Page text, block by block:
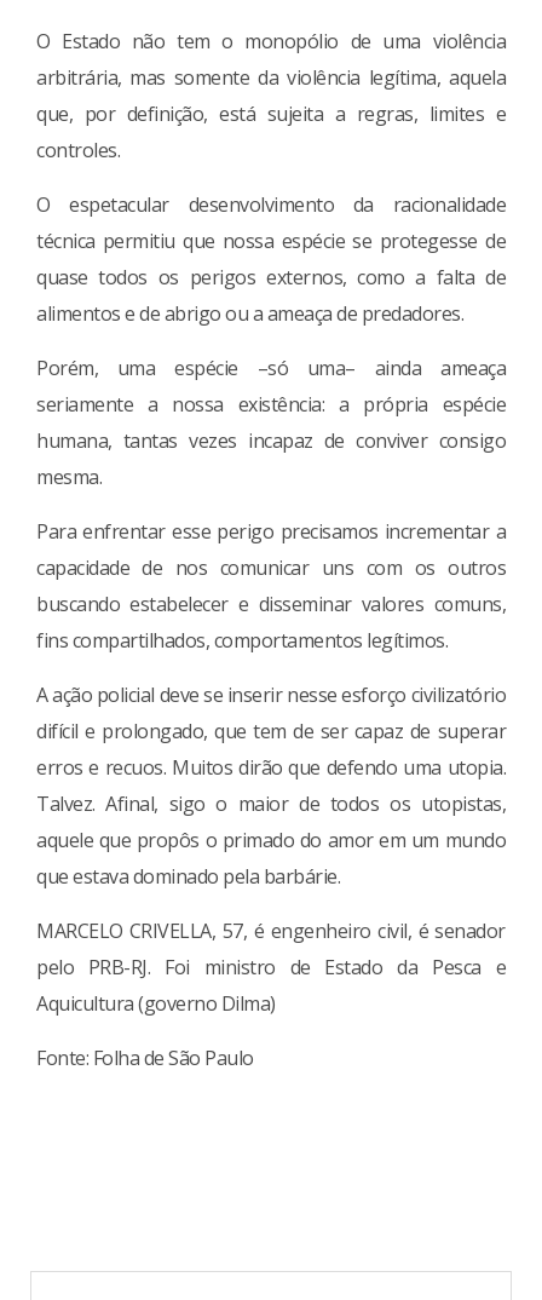
O Estado não tem o monopólio de uma violência
arbitrária, mas somente da violência legítima, aquela
que, por definição, está sujeita a regras, limites e
controles.
O espetacular desenvolvimento da racionalidade
técnica permitiu que nossa espécie se protegesse de
quase todos os perigos externos, como a falta de
alimentos e de abrigo ou a ameaça de predadores.
Porém, uma espécie –só uma– ainda ameaça
seriamente a nossa existência: a própria espécie
humana, tantas vezes incapaz de conviver consigo
mesma.
Para enfrentar esse perigo precisamos incrementar a
capacidade de nos comunicar uns com os outros
buscando estabelecer e disseminar valores comuns,
fins compartilhados, comportamentos legítimos.
A ação policial deve se inserir nesse esforço civilizatório
difícil e prolongado, que tem de ser capaz de superar
erros e recuos. Muitos dirão que defendo uma utopia.
Talvez. Afinal, sigo o maior de todos os utopistas,
aquele que propôs o primado do amor em um mundo
que estava dominado pela barbárie.
MARCELO CRIVELLA, 57, é engenheiro civil, é senador
pelo PRB-RJ. Foi ministro de Estado da Pesca e
Aquicultura (governo Dilma)
Fonte: Folha de São Paulo